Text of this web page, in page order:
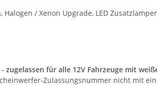
/ Xenon Upgrade, LED
zugelassen für alle 12V Fahrzeuge mit
Zulassungsnummer nicht mit